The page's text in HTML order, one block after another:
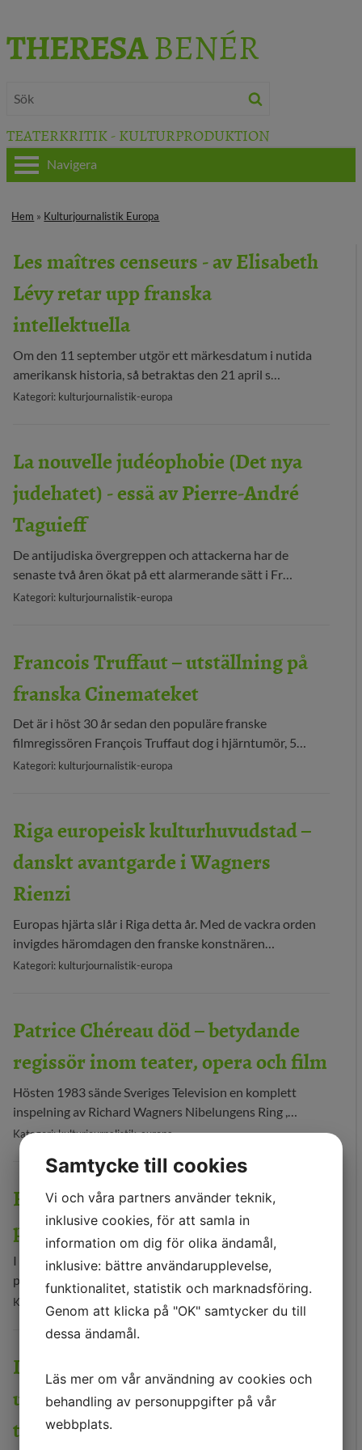
THERESABENÉR
TEATERKRITIK - KULTURPRODUKTION
KULTURJOURNALISTIK
BÖCKER & FILM
KONTAKT
Navigera
Hem » Kulturjournalistik Europa
Les maîtres censeurs - av Elisabeth
Lévy retar upp franska
intellektuella
Om den 11 september utgör ett märkesdatum i nutida
amerikansk historia, så betraktas den 21 april s…
Kategori: kulturjournalistik-europa
La nouvelle judéophobie (Det nya
judehatet) - essä av Pierre-André
Taguieff
De antijudiska övergreppen och attackerna har de
senaste två åren ökat på ett alarmerande sätt i Fr…
Kategori: kulturjournalistik-europa
Francois Truffaut – utställning på
franska Cinemateket
Det är i höst 30 år sedan den populäre franske
filmregissören François Truffaut dog i hjärntumör, 5…
Kategori: kulturjournalistik-europa
Riga europeisk kulturhuvudstad –
danskt avantgarde i Wagners
Rienzi
Europas hjärta slår i Riga detta år. Med de vackra orden
invigdes häromdagen den franske konstnären…
Kategori: kulturjournalistik-europa
Patrice Chéreau död – betydande
regissör inom teater, opera och film
Hösten 1983 sände Sveriges Television en komplett
inspelning av Richard Wagners Nibelungens Ring ,…
Kategori: kulturjournalistik-europa
Franskt motstånd mot
psykiatribibeln DSM 5
I Frankrike finns ett aktivt, organiserat motstånd mot
psykiatribibeln DSMs femte upplaga (DSM står…
Kategori: kulturjournalistik-europa
De l'Allemagne – Louvrens
utställning om tysk konst upprör
tyska kritiker
Samtycke till cookies
Vi och våra partners använder teknik,
inklusive cookies, för att samla in
information om dig för olika ändamål,
inklusive: bättre användarupplevelse,
funktionalitet, statistik och marknadsföring.
Genom att klicka på "OK" samtycker du till
dessa ändamål.
Läs mer om vår användning av cookies och
behandling av personuppgifter på vår
webbplats.